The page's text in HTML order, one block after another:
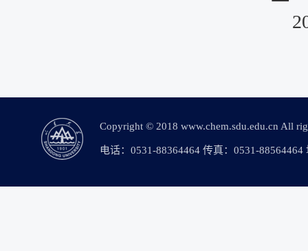
Copyright © 2018 www.chem.sdu.edu.cn All
电话：0531-88364464 传真：0531-